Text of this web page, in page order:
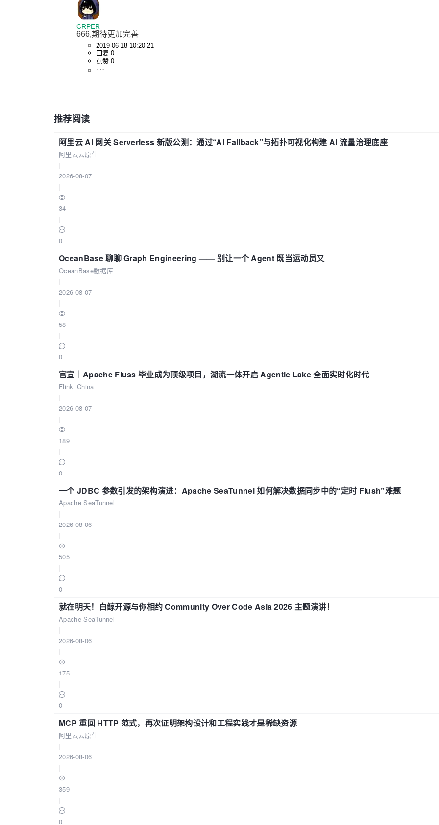
CRPER
666,期待更加完善
2019-06-18 10:20:21
回复 0
点赞 0
推荐阅读
阿里云 AI 网关 Serverless 新版公测：通过“AI Fallback”与拓扑可视化构建 AI 流量治理底座
阿里云云原生
2026-08-07
34
0
OceanBase 聊聊 Graph Engineering —— 别让一个 Agent 既当运动员又
OceanBase数据库
2026-08-07
58
0
官宣｜Apache Fluss 毕业成为顶级项目，湖流一体开启 Agentic Lake 全面实时化时代
Flink_China
2026-08-07
189
0
一个 JDBC 参数引发的架构演进：Apache SeaTunnel 如何解决数据同步中的“定时 Flush”难题
Apache SeaTunnel
2026-08-06
505
0
就在明天！白鲸开源与你相约 Community Over Code Asia 2026 主题演讲！
Apache SeaTunnel
2026-08-06
175
0
MCP 重回 HTTP 范式，再次证明架构设计和工程实践才是稀缺资源
阿里云云原生
2026-08-06
359
0